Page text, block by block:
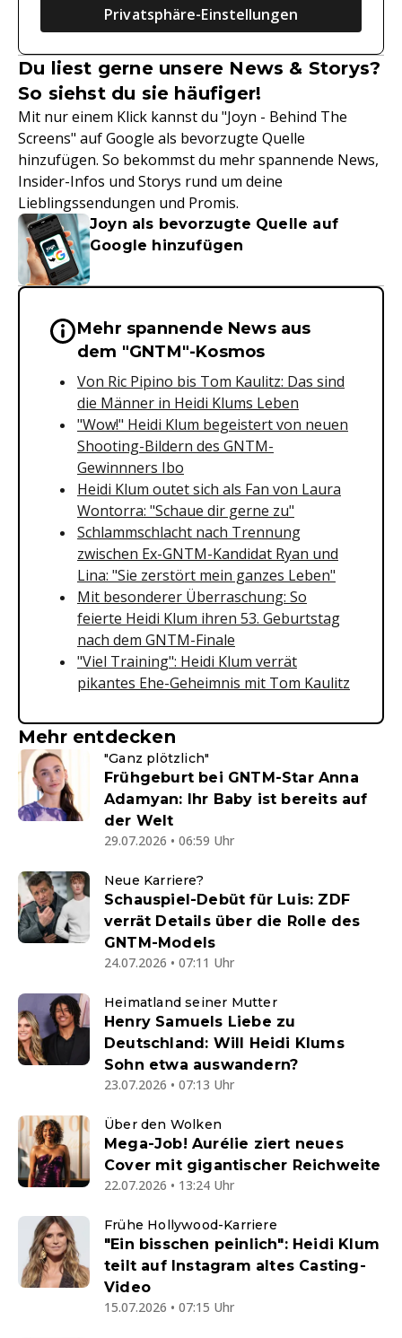
Privatsphäre-Einstellungen
Du liest gerne unsere News & Storys?
So siehst du sie häufiger!
Mit nur einem Klick kannst du "Joyn - Behind The
Screens" auf Google als bevorzugte Quelle
hinzufügen. So bekommst du mehr spannende News,
Insider-Infos und Storys rund um deine
Lieblingssendungen und Promis.
Joyn als bevorzugte Quelle auf
Google hinzufügen
Wichtige Hinweise &
Mehr spannende News aus
dem "GNTM"-Kosmos
Von Ric Pipino bis Tom Kaulitz: Das sind
die Männer in Heidi Klums Leben
"Wow!" Heidi Klum begeistert von neuen
Shooting-Bildern des GNTM-
Gewinnners Ibo
Heidi Klum outet sich als Fan von Laura
Wontorra: "Schaue dir gerne zu"
Schlammschlacht nach Trennung
zwischen Ex-GNTM-Kandidat Ryan und
Lina: "Sie zerstört mein ganzes Leben"
Mit besonderer Überraschung: So
feierte Heidi Klum ihren 53. Geburtstag
nach dem GNTM-Finale
"Viel Training": Heidi Klum verrät
pikantes Ehe-Geheimnis mit Tom Kaulitz
Mehr entdecken
"Ganz plötzlich"
Frühgeburt bei GNTM-Star Anna
Adamyan: Ihr Baby ist bereits auf
der Welt
29.07.2026 • 06:59 Uhr
Neue Karriere?
Schauspiel-Debüt für Luis: ZDF
verrät Details über die Rolle des
GNTM-Models
24.07.2026 • 07:11 Uhr
Heimatland seiner Mutter
Henry Samuels Liebe zu
Deutschland: Will Heidi Klums
Sohn etwa auswandern?
23.07.2026 • 07:13 Uhr
Über den Wolken
Mega-Job! Aurélie ziert neues
Cover mit gigantischer Reichweite
22.07.2026 • 13:24 Uhr
Frühe Hollywood-Karriere
"Ein bisschen peinlich": Heidi Klum
teilt auf Instagram altes Casting-
Video
15.07.2026 • 07:15 Uhr